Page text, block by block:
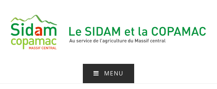
content
MENU